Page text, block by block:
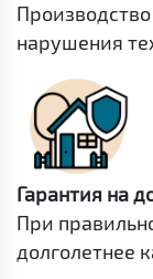
нарушения
Гарантия на
При
долголетнее